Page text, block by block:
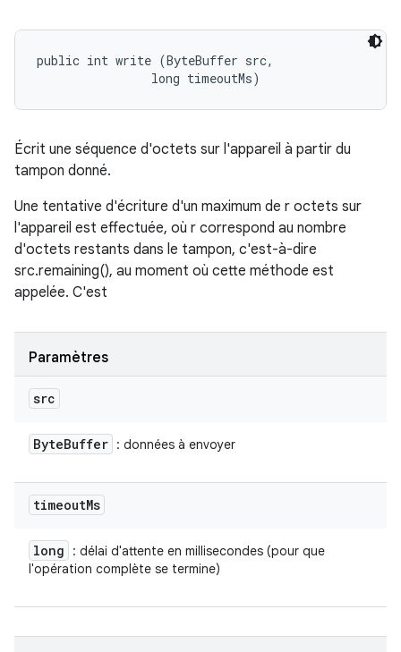
public int write (ByteBuffer src,
                long timeoutMs)
Écrit une séquence d'octets sur l'appareil à partir du
tampon donné.
Une tentative d'écriture d'un maximum de r octets sur
l'appareil est effectuée, où r correspond au nombre
d'octets restants dans le tampon, c'est-à-dire
src.remaining(), au moment où cette méthode est
appelée. C'est
Paramètres
src
ByteBuffer : données à envoyer
timeoutMs
long
: délai d'attente en millisecondes (pour que
l'opération complète se termine)